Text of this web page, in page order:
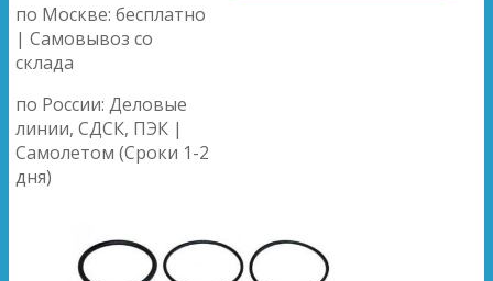
по Москве: бесплатно
| Самовывоз со
склада
по России: Деловые
линии, СДСК, ПЭК |
Самолетом (Сроки 1-2
дня)